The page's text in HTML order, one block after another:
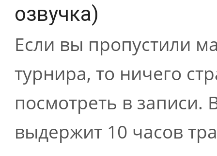
озвучка)
Если вы пропустили
турнира, то ничего
посмотреть в
выдержит 10 часов